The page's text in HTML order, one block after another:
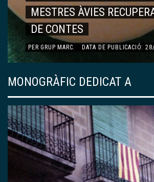
ARTICLES
RECORDS, VIVÈNCIES…
DOLORS ESQUERDA AYMAMÍ.
DATA DE
13/01/2020
MONOGRÀFIC DEDICAT A